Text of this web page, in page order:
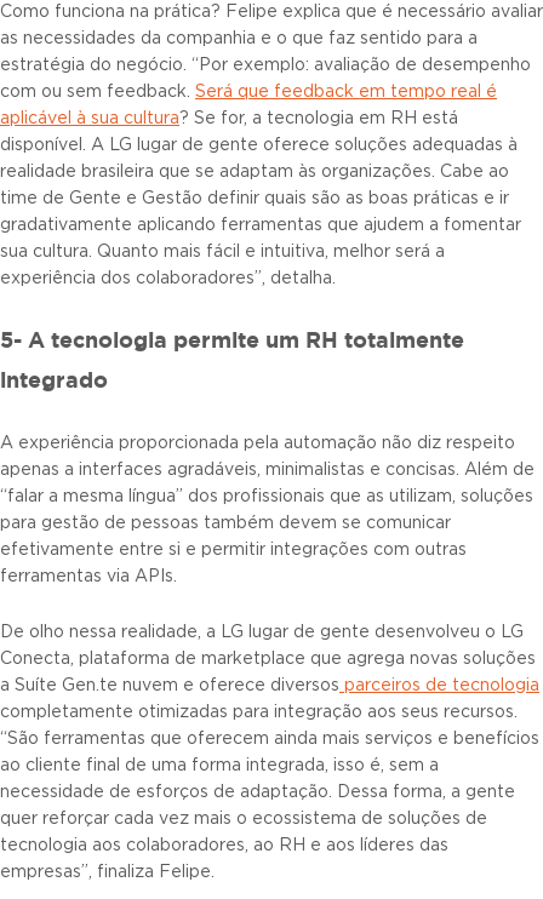
Como funciona na prática? Felipe explica que é necessário avaliar
as necessidades da companhia e o que faz sentido para a
estratégia do negócio. “Por exemplo: avaliação de desempenho
com ou sem feedback. Será que feedback em tempo real é
aplicável à sua cultura? Se for, a tecnologia em RH está
disponível. A LG lugar de gente oferece soluções adequadas à
realidade brasileira que se adaptam às organizações. Cabe ao
time de Gente e Gestão definir quais são as boas práticas e ir
gradativamente aplicando ferramentas que ajudem a fomentar
sua cultura. Quanto mais fácil e intuitiva, melhor será a
experiência dos colaboradores”, detalha.
5- A tecnologia permite um RH totalmente
integrado
A experiência proporcionada pela automação não diz respeito
apenas a interfaces agradáveis, minimalistas e concisas. Além de
“falar a mesma língua” dos profissionais que as utilizam, soluções
para gestão de pessoas também devem se comunicar
efetivamente entre si e permitir integrações com outras
ferramentas via APIs.
De olho nessa realidade, a LG lugar de gente desenvolveu o LG
Conecta, plataforma de marketplace que agrega novas soluções
a Suíte Gen.te nuvem e oferece diversos parceiros de tecnologia
completamente otimizadas para integração aos seus recursos.
“São ferramentas que oferecem ainda mais serviços e benefícios
ao cliente final de uma forma integrada, isso é, sem a
necessidade de esforços de adaptação. Dessa forma, a gente
quer reforçar cada vez mais o ecossistema de soluções de
tecnologia aos colaboradores, ao RH e aos líderes das
empresas”, finaliza Felipe.